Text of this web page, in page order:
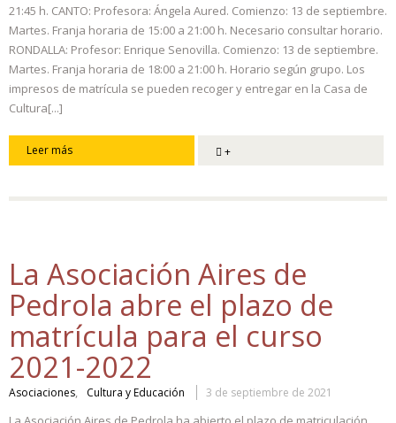
21:45 h. CANTO: Profesora: Ángela Aured. Comienzo: 13 de septiembre.
Martes. Franja horaria de 15:00 a 21:00 h. Necesario consultar horario.
RONDALLA: Profesor: Enrique Senovilla. Comienzo: 13 de septiembre.
Martes. Franja horaria de 18:00 a 21:00 h. Horario según grupo. Los
impresos de matrícula se pueden recoger y entregar en la Casa de
Cultura[...]
Leer más +
La Asociación Aires de
Pedrola abre el plazo de
matrícula para el curso
2021-2022
Asociaciones, Cultura y Educación 3 de septiembre de 2021